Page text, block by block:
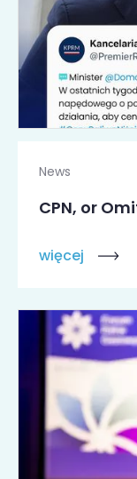
News
CPN, or
więcej